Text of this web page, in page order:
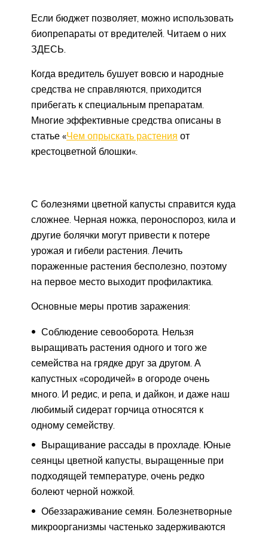
Если бюджет позволяет, можно использовать
биопрепараты от вредителей. Читаем о них
ЗДЕСЬ.
Когда вредитель бушует вовсю и народные
средства не справляются, приходится
прибегать к специальным препаратам.
Многие эффективные средства описаны в
статье «Чем опрыскать растения от
крестоцветной блошки«.
С болезнями цветной капусты справится куда
сложнее. Черная ножка, пероноспороз, кила и
другие болячки могут привести к потере
урожая и гибели растения. Лечить
пораженные растения бесполезно, поэтому
на первое место выходит профилактика.
Основные меры против заражения:
Соблюдение севооборота. Нельзя
выращивать растения одного и того же
семейства на грядке друг за другом. А
капустных «сородичей» в огороде очень
много. И редис, и репа, и дайкон, и даже наш
любимый сидерат горчица относятся к
одному семейству.
Выращивание рассады в прохладе. Юные
сеянцы цветной капусты, выращенные при
подходящей температуре, очень редко
болеют черной ножкой.
Обеззараживание семян. Болезнетворные
микроорганизмы частенько задерживаются